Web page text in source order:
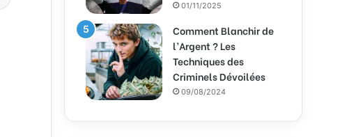
01/11/2025
Comment Blanchir de
l’Argent ? Les
Techniques des
Criminels Dévoilées
09/08/2024